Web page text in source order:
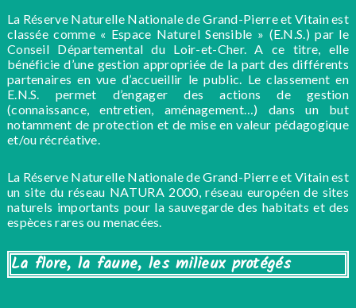
La Réserve Naturelle Nationale de Grand-Pierre et Vitain est
classée comme « Espace Naturel Sensible » (E.N.S.) par le
Conseil Départemental du Loir-et-Cher. A ce titre, elle
bénéficie d’une gestion appropriée de la part des différents
partenaires en vue d’accueillir le public. Le classement en
E.N.S. permet d’engager des actions de gestion
(connaissance, entretien, aménagement…) dans un but
notamment de protection et de mise en valeur pédagogique
et/ou récréative.
La Réserve Naturelle Nationale de Grand-Pierre et Vitain est
un site du réseau NATURA 2000, réseau européen de sites
naturels importants pour la sauvegarde des habitats et des
espèces rares ou menacées.
La flore, la faune, les milieux protégés